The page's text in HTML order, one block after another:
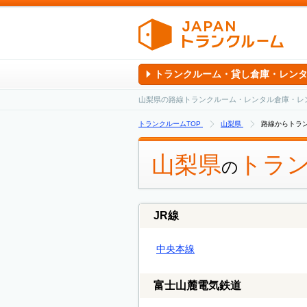
トランクルーム・貸し倉庫・レン
山梨県の路線トランクルーム・レンタル倉庫・
トランクルームTOP 山梨県 路線からトラ
山梨県の トラ
JR線
中央本線
富士山麓電気鉄道